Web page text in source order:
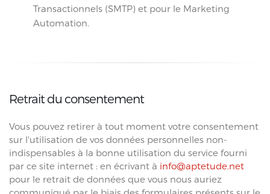
Transactionnels (SMTP) et pour le Marketing
Automation.
Retrait du consentement
Vous pouvez retirer à tout moment votre consentement
sur l'utilisation de vos données personnelles non-
indispensables à la bonne utilisation du service fourni
par ce site internet : en écrivant à info@aptetude.net
pour le retrait de données que vous nous auriez